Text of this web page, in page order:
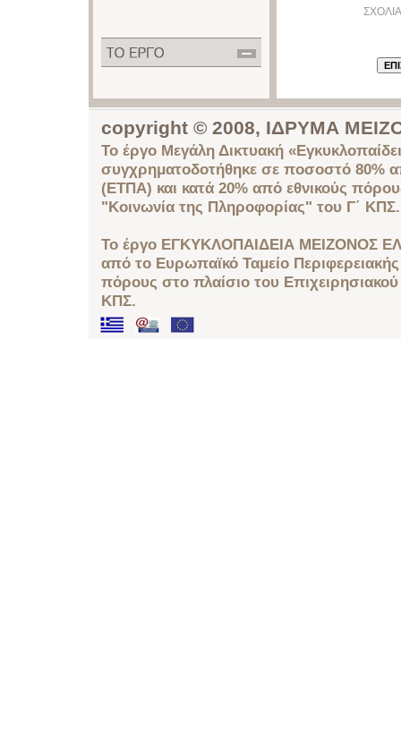
copyright © 2008, ΙΔΡΥΜΑ
Το έργο Μεγάλη Δικτυακή
συγχρηματοδοτήθηκε σε ποσοστό 80%
(ΕΤΠΑ) και κατά 20% από εθνικούς
"Κοινωνία της Πληροφορίας" του Γ΄ ΚΠΣ.
Το έργο ΕΓΚΥΚΛΟΠΑΙΔΕΙΑ ΜΕΙΖΟΝΟΣ
από το Ευρωπαϊκό Ταμείο
πόρους στο πλαίσιο του
ΚΠΣ.